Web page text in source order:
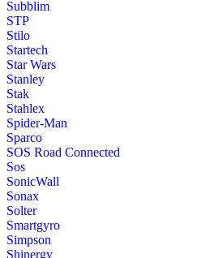
Subblim
STP
Stilo
Startech
Star Wars
Stanley
Stak
Stahlex
Spider-Man
Sparco
SOS Road Connected
Sos
SonicWall
Sonax
Solter
Smartgyro
Simpson
Shinergy